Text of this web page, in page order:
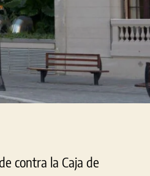
contra la Caja de